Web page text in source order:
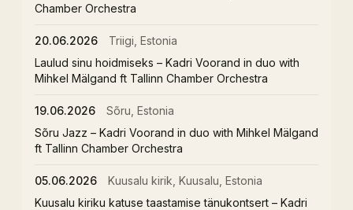
Chamber Orchestra
20.06.2026
Triigi, Estonia
Laulud sinu hoidmiseks – Kadri Voorand in duo with
Mihkel Mälgand ft Tallinn Chamber Orchestra
19.06.2026
Sõru, Estonia
Sõru Jazz – Kadri Voorand in duo with Mihkel Mälgand
ft Tallinn Chamber Orchestra
05.06.2026
Kuusalu kirik, Kuusalu, Estonia
Kuusalu kiriku katuse taastamise tänukontsert – Kadri